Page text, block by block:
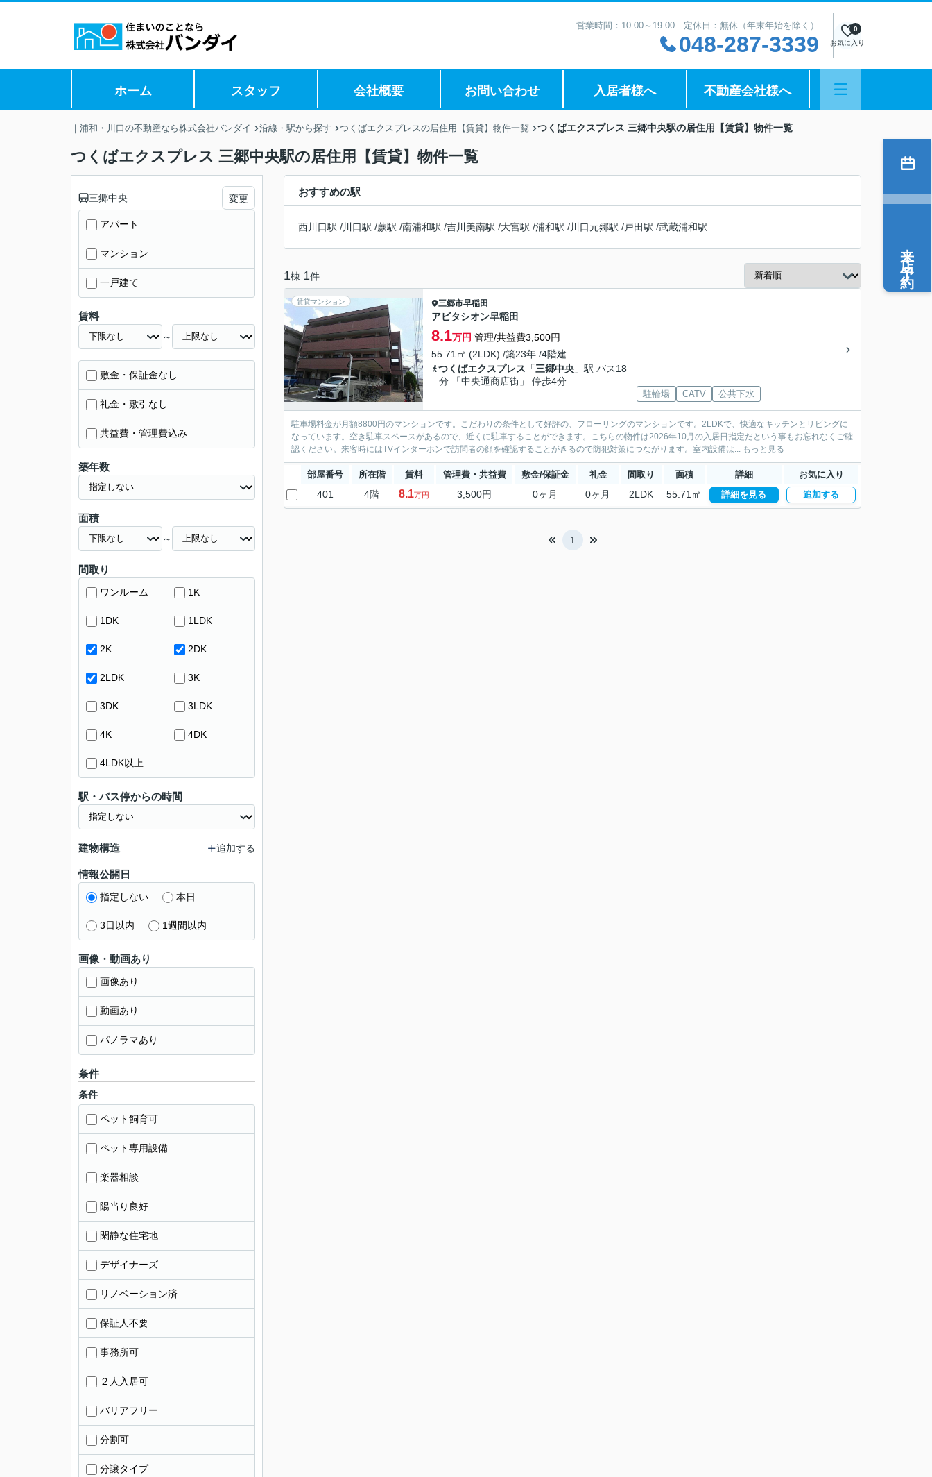
営業時間：10:00～19:00 定休日：無休（年末年始を除く）
048-287-3339 お気に入り
0
ホーム スタッフ 会社概要 お問い合わせ 入居者様へ 不動産会社様へ
｜浦和・川口の不動産なら株式会社バンダイ 沿線・駅から探す つくばエクスプレスの居住用【賃貸】物件一覧 つくばエクスプレス 三郷中央駅の居住用【賃貸】物件一覧
つくばエクスプレス 三郷中央駅の居住用【賃貸】物件一覧
おすすめの駅
西川口駅 /川口駅 /蕨駅 /南浦和駅 /吉川美南駅 /大宮駅 /浦和駅 /川口元郷駅 /戸田駅 /武蔵浦和駅
1棟 1件
賃貸マンション 三郷市早稲田
アビタシオン早稲田
8.1万円 管理/共益費3,500円
55.71㎡ (2LDK) /築23年 /4階建
つくばエクスプレス 「三郷中央 」駅 バス18
分 「中央通商店街」 停歩4分
駐輪場 CATV 公共下水
駐車場料金が月額8800円のマンションです。こだわりの条件として好評の、フローリングのマンションです。2LDKで、快適なキッチンとリビングに
なっています。空き駐車スペースがあるので、近くに駐車することができます。こちらの物件は2026年10月の入居日指定だという事もお忘れなくご確
認ください。来客時にはTVインターホンで訪問者の顔を確認することがきるので防犯対策につながります。室内設備は... もっと見る
部屋番号 所在階 賃料 管理費・共益費 敷金/保証金 礼金 間取り 面積 詳細 お気に入り
401 4階 8.1万円 3,500円 0ヶ月 0ヶ月 2LDK 55.71㎡ 詳細を見る 追加する
1
三郷中央 変更
アパート
マンション
一戸建て
賃料
～
敷金・保証金なし
礼金・敷引なし
共益費・管理費込み
築年数
面積
～
間取り
ワンルーム 1K
1DK 1LDK
2K 2DK
2LDK 3K
3DK 3LDK
4K 4DK
4LDK以上
駅・バス停からの時間
建物構造 追加する
情報公開日
指定しない 本日
3日以内 1週間以内
画像・動画あり
画像あり
動画あり
パノラマあり
条件
条件
ペット飼育可
ペット専用設備
楽器相談
陽当り良好
閑静な住宅地
デザイナーズ
リノベーション済
保証人不要
事務所可
２人入居可
バリアフリー
分割可
分譲タイプ
来店予約